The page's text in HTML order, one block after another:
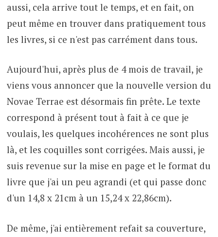
aussi, cela arrive tout le temps, et en fait, on
peut même en trouver dans pratiquement tous
les livres, si ce n'est pas carrément dans tous.
Aujourd'hui, après plus de 4 mois de travail, je
viens vous annoncer que la nouvelle version du
Novae Terrae est désormais fin prête. Le texte
correspond à présent tout à fait à ce que je
voulais, les quelques incohérences ne sont plus
là, et les coquilles sont corrigées. Mais aussi, je
suis revenue sur la mise en page et le format du
livre que j'ai un peu agrandi (et qui passe donc
d'un 14,8 x 21cm à un 15,24 x 22,86cm).
De même, j'ai entièrement refait sa couverture,